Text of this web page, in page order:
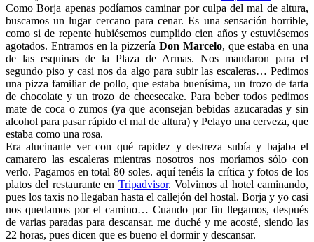
Como Borja apenas podíamos caminar por culpa del mal de altura,
buscamos un lugar cercano para cenar. Es una sensación horrible,
como si de repente hubiésemos cumplido cien años y estuviésemos
agotados. Entramos en la pizzería Don Marcelo, que estaba en una
de las esquinas de la Plaza de Armas. Nos mandaron para el
segundo piso y casi nos da algo para subir las escaleras… Pedimos
una pizza familiar de pollo, que estaba buenísima, un trozo de tarta
de chocolate y un trozo de cheesecake. Para beber todos pedimos
mate de coca o zumos (ya que aconsejan bebidas azucaradas y sin
alcohol para pasar rápido el mal de altura) y Pelayo una cerveza, que
estaba como una rosa.
Era alucinante ver con qué rapidez y destreza subía y bajaba el
camarero las escaleras mientras nosotros nos moríamos sólo con
verlo. Pagamos en total 80 soles. aquí tenéis la crítica y fotos de los
platos del restaurante en Tripadvisor. Volvimos al hotel caminando,
pues los taxis no llegaban hasta el callejón del hostal. Borja y yo casi
nos quedamos por el camino… Cuando por fin llegamos, después
de varias paradas para descansar. me duché y me acosté, siendo las
22 horas, pues dicen que es bueno el dormir y descansar.